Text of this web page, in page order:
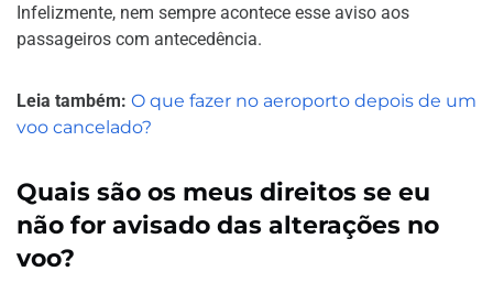
Infelizmente, nem sempre acontece esse aviso aos
passageiros com antecedência.
Leia também: O que fazer no aeroporto depois de um
voo cancelado?
Quais são os meus direitos se eu
não for avisado das alterações no
voo?